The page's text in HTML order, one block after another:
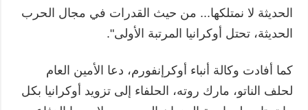
الحديثة لا نمتلكها... من حيث القدرات في مجال الحرب
الحديثة، تحتل أوكرانيا المرتبة الأولى".
كما أفادت وكالة أنباء أوكرإنفورم، دعا الأمين العام
لحلف الناتو، مارك روته، الحلفاء إلى تزويد أوكرانيا بكل